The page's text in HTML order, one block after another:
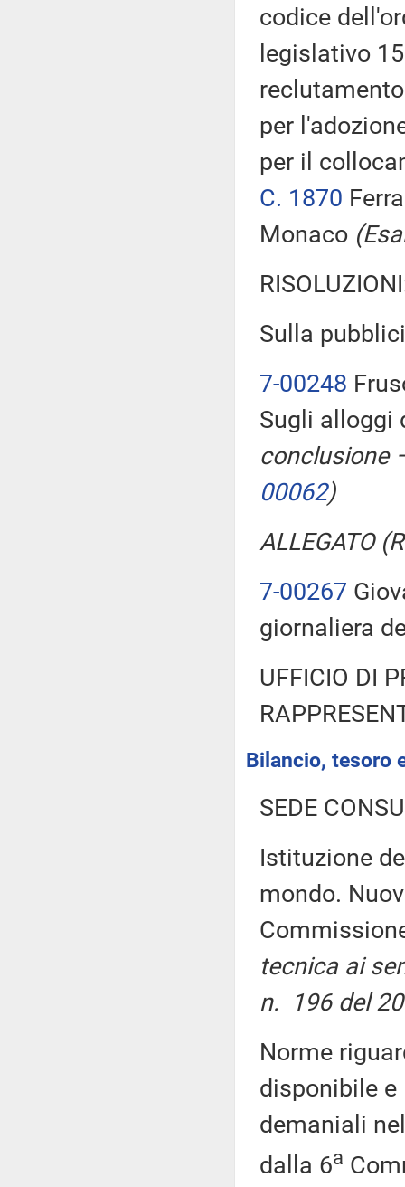
codice
legislativo
per
per il
C. 1870
Monaco
Sulla
7-00248
Sugli
conclusione
00062)
ALLEGATO
7-00267
giornaliera
UFFICIO DI
Bilancio, tesoro
SEDE
Istituzione
mondo.
tecnica ai
n. 196 del
Norme
disponibile e
demaniali
dalla 6a